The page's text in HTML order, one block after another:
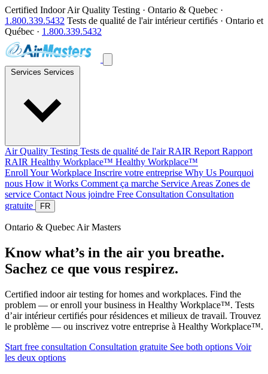
Certified Indoor Air Quality Testing · Ontario & Quebec ·
1.800.339.5432 Tests de qualité de l'air intérieur certifiés · Ontario et
Québec · 1.800.339.5432
Services Services
Air Quality Testing Tests de qualité de l'air RAIR Report Rapport
RAIR Healthy Workplace™ Healthy Workplace™
Enroll Your Workplace Inscrire votre entreprise Why Us Pourquoi
nous How it Works Comment ça marche Service Areas Zones de
service Contact Nous joindre Free Consultation Consultation
gratuite
FR
Ontario & Quebec Air Masters
Know what’s in the air you breathe.
Sachez ce que vous respirez.
Certified indoor air testing for homes and workplaces. Find the
problem — or enroll your business in Healthy Workplace™. Tests
d’air intérieur certifiés pour résidences et milieux de travail. Trouvez
le problème — ou inscrivez votre entreprise à Healthy Workplace™.
Start free consultation Consultation gratuite See both options Voir
les deux options